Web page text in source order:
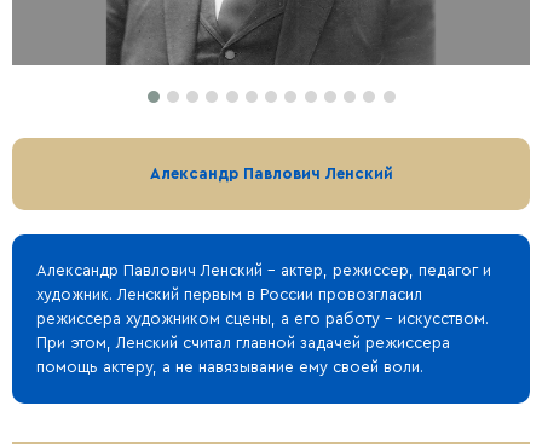
Александр Павлович Ленский
Александр Павлович Ленский – актер, режиссер, педагог и
художник. Ленский первым в России провозгласил
режиссера художником сцены, а его работу – искусством.
При этом, Ленский считал главной задачей режиссера
помощь актеру, а не навязывание ему своей воли.